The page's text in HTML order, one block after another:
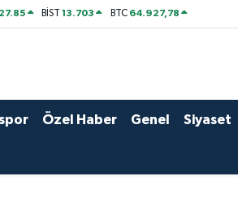
BİST13.703 BTC 64.927,78
Özel Haber Genel Siyaset